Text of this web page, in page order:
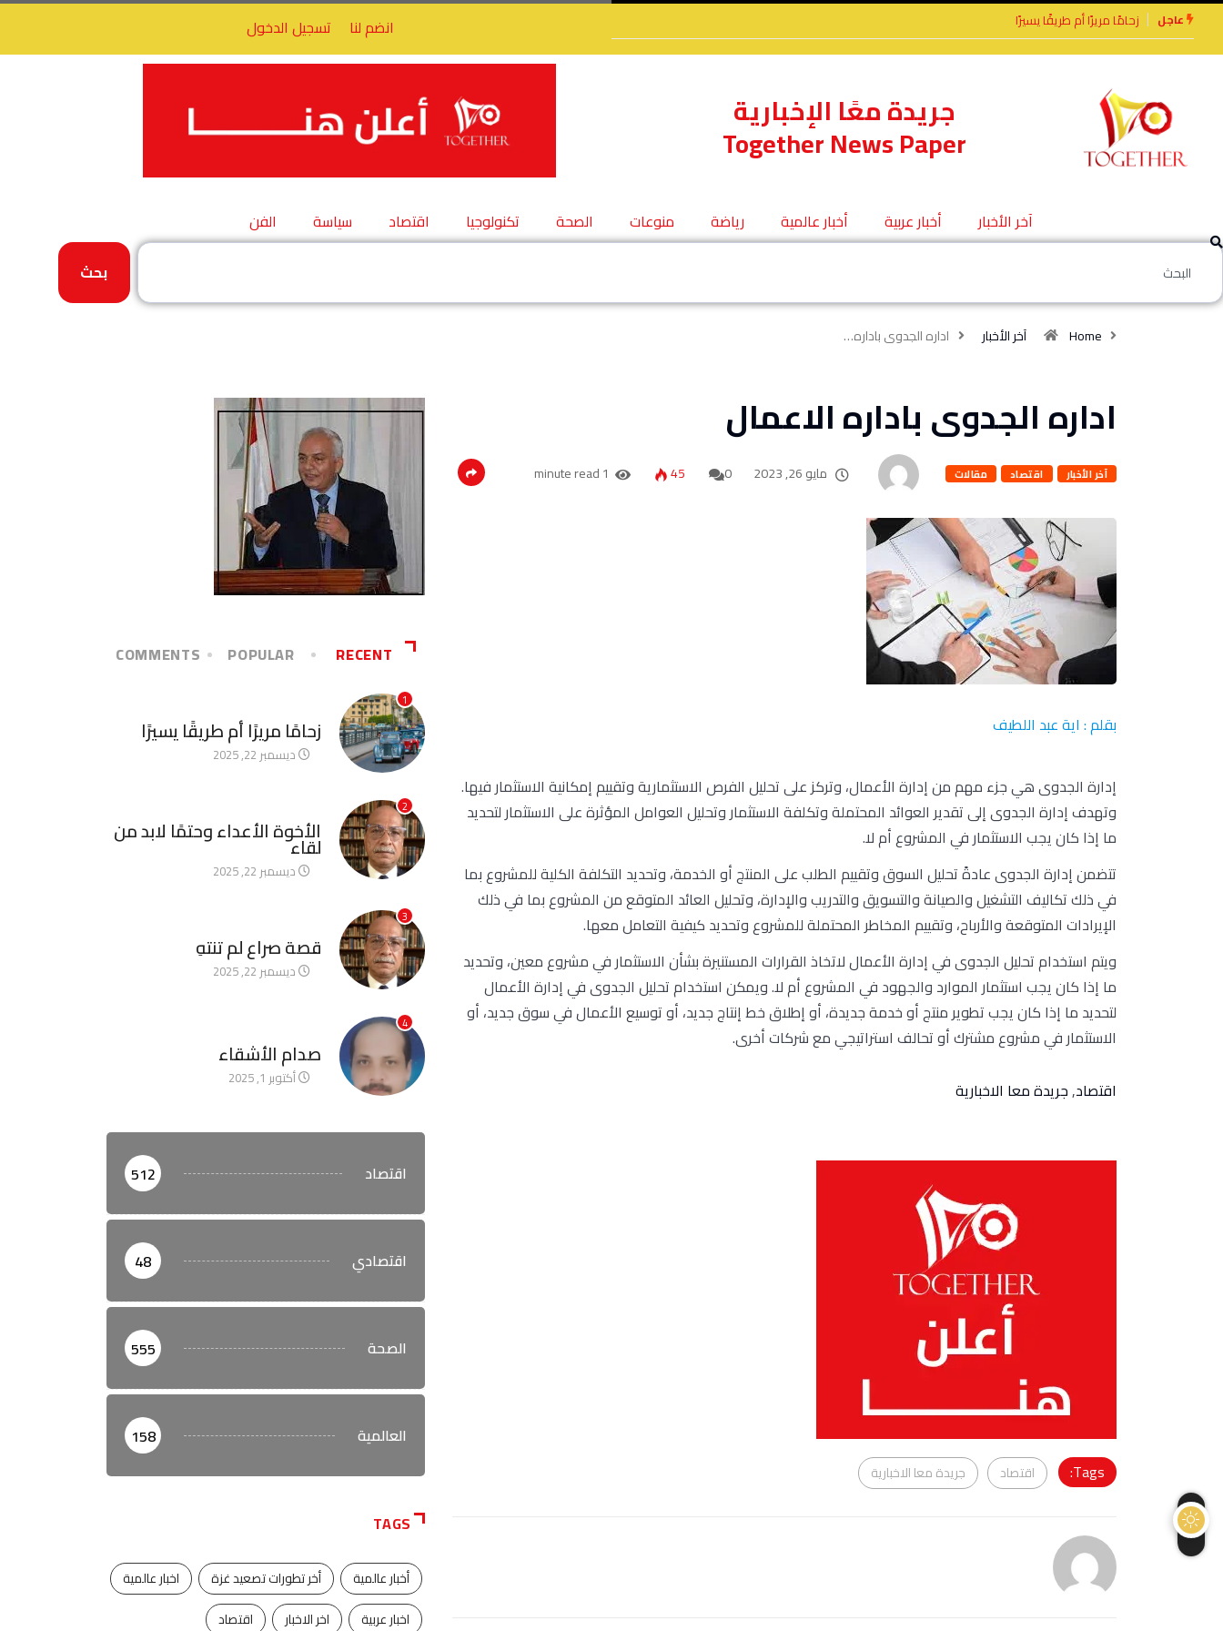
عاجل
أم طريقًا يسيرًاالأخوة الأعداء وحتمًا لابد
من لقاء
انضم لنا تسجيل الدخول
جريدة معًا الإخبارية
Together News Paper
آخر الأخبار أخبار عربية أخبار عالمية رياضة منوعات الصحة تكنولوجيا اقتصاد سياسة
الفن
بحث
Home آخر الأخبار اداره الجدوى باداره…
اداره الجدوى باداره الاعمال
آخر الأخبار اقتصاد مقالات مايو 26, 2023 0
45
1 minute read
بقلم : اية عبد اللطيف
إدارة الجدوى هي جزء مهم من إدارة الأعمال، وتركز على تحليل الفرص الاستثمارية وتقييم إمكانية الاستثمار فيها.
وتهدف إدارة الجدوى إلى تقدير العوائد المحتملة وتكلفة الاستثمار وتحليل العوامل المؤثرة على الاستثمار لتحديد
ما إذا كان يجب الاستثمار في المشروع أم لا.
تتضمن إدارة الجدوى عادةً تحليل السوق وتقييم الطلب على المنتج أو الخدمة، وتحديد التكلفة الكلية للمشروع بما
في ذلك تكاليف التشغيل والصيانة والتسويق والتدريب والإدارة، وتحليل العائد المتوقع من المشروع بما في ذلك
الإيرادات المتوقعة والأرباح، وتقييم المخاطر المحتملة للمشروع وتحديد كيفية التعامل معها.
ويتم استخدام تحليل الجدوى في إدارة الأعمال لاتخاذ القرارات المستنيرة بشأن الاستثمار في مشروع معين، وتحديد
ما إذا كان يجب استثمار الموارد والجهود في المشروع أم لا. ويمكن استخدام تحليل الجدوى في إدارة الأعمال
لتحديد ما إذا كان يجب تطوير منتج أو خدمة جديدة، أو إطلاق خط إنتاج جديد، أو توسيع الأعمال في سوق جديد، أو
الاستثمار في مشروع مشترك أو تحالف استراتيجي مع شركات أخرى.
اقتصاد,جريدة معا الاخبارية
Tags: اقتصاد جريدة معا الاخبارية
RECENT
POPULAR
COMMENTS
1
زحامًا مريرًا أم طريقًا يسيرًا
ديسمبر 22, 2025
2
الأخوة الأعداء وحتمًا لابد من
لقاء
ديسمبر 22, 2025
3
قصة صراع لم تنتهِ
ديسمبر 22, 2025
4
صدام الأشقاء
أكتوبر 1, 2025
اقتصاد 512
اقتصادي 48
الصحة 555
العالمية 158
TAGS
أخبار عالمية أخر تطورات تصعيد غزة
اخبار عالمية
اخبار عربية
اخر الاخبار
اقتصاد